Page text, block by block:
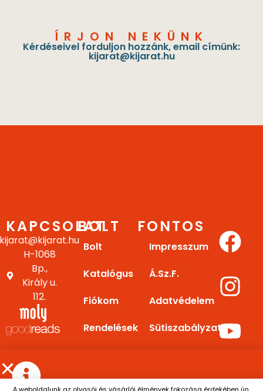
ÍRJON NEKÜNK
Kérdéseivel forduljon hozzánk, email címünk:
kijarat@kijarat.hu
KAPCSOLAT
kijarat@kijarat.hu
H-1068
Bp.,
Király u.
112.
BOLT
Bolt
Katalógus
Fiókom
Rendelések
E-
FONTOS
Impresszum
Á.Sz.F.
Adatvédelem
Sütiszabályzat
Kapcsolat
A weboldalunk az olvasói és vásárlói élmények fokozása érdekében ún.